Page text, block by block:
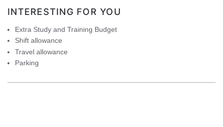
INTERESTING FOR YOU
Extra Study and Training Budget
Shift allowance
Travel allowance
Parking